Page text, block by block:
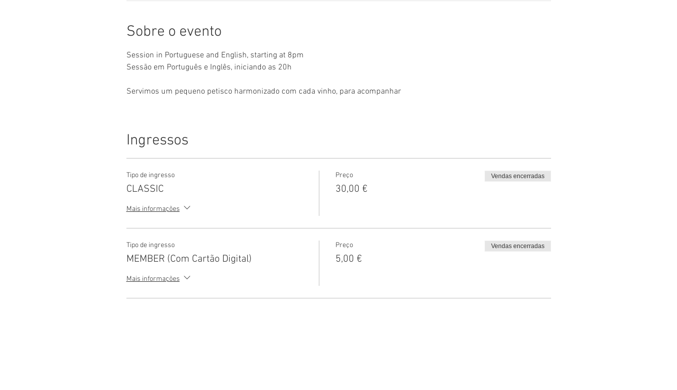
Sobre o evento
Session in Portuguese and English, starting at 8pm
Sessão em Português e Inglês, iniciando as 20h
Servimos um pequeno petisco harmonizado com cada vinho, para acompanhar
Ingressos
Tipo de ingresso
CLASSIC
Mais informações
Preço
30,00 €
Vendas encerradas
Tipo de ingresso
MEMBER (Com Cartão Digital)
Mais informações
Preço
5,00 €
Vendas encerradas